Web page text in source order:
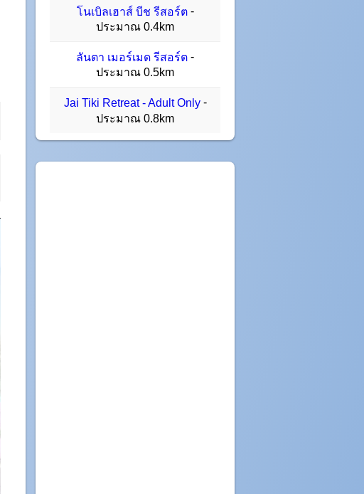
โนเบิลเฮาส์ บีช รีสอร์ต-
ประมาณ 0.4km
ลันตา เมอร์เมด รีสอร์ต -
ประมาณ 0.5km
Jai Tiki Retreat - Adult Only-
ประมาณ 0.8km